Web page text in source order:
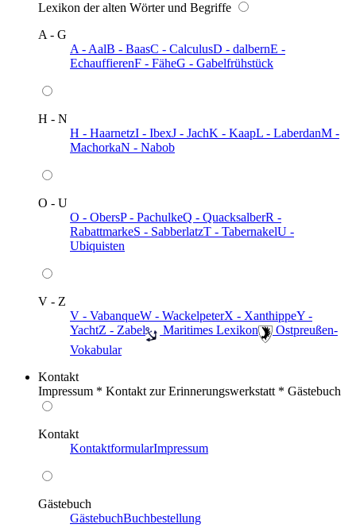
Lexikon der alten Wörter und Begriffe
A - G
A - AalB - BaasC - CalculusD - dalbernE -
EchauffierenF - FäheG - Gabelfrühstück
H - N
H - HaarnetzI - IbexJ - JachK - KaapL - LaberdanM -
MachorkaN - Nabob
O - U
O - ObersP - PachulkeQ - QuacksalberR -
RabattmarkeS - SabberlatzT - TabernakelU -
Ubiquisten
V - Z
V - VabanqueW - WackelpeterX - XanthippeY -
YachtZ - Zabel ️ Maritimes Lexikon
️ Ostpreußen-
Vokabular
Kontakt
Impressum * Kontakt zur Erinnerungswerkstatt * Gästebuch
Kontakt
KontaktformularImpressum
Gästebuch
GästebuchBuchbestellung